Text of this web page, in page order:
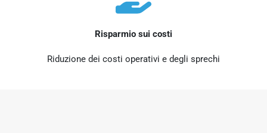
Risparmio sui costi
Riduzione dei costi operativi e degli sprechi